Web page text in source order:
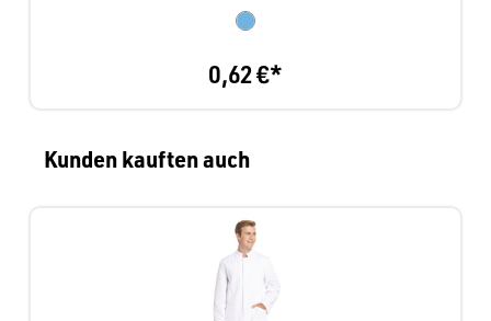
0,62 €*
Produktgalerie überspringen
Kunden kauften auch